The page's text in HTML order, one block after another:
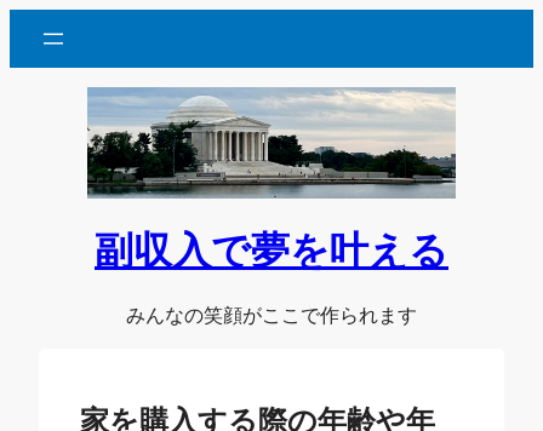
を
副収入で夢を叶える
みんなの笑顔がここで作られます
家を購入する際の年齢や年